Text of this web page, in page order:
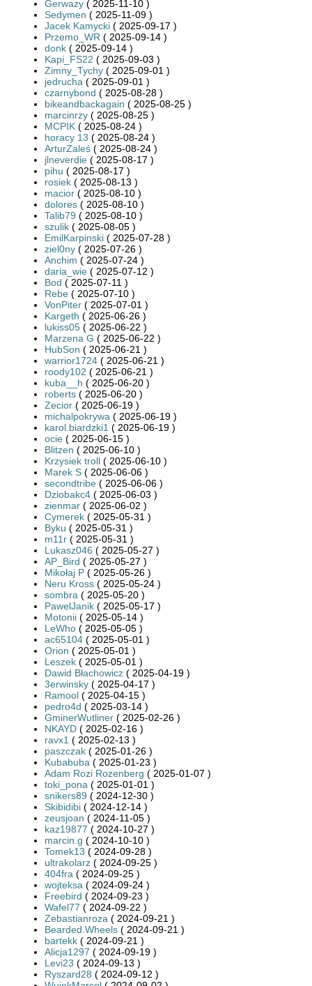
Gerwazy ( 2025-11-10 )
Sedymen ( 2025-11-09 )
Jacek Kamycki ( 2025-09-17 )
Przemo_WR ( 2025-09-14 )
donk ( 2025-09-14 )
Kapi_FS22 ( 2025-09-03 )
Zimny_Tychy ( 2025-09-01 )
jedrucha ( 2025-09-01 )
czarnybond ( 2025-08-28 )
bikeandbackagain ( 2025-08-25 )
marcinrzy ( 2025-08-25 )
MCPIK ( 2025-08-24 )
horacy 13 ( 2025-08-24 )
ArturZaleś ( 2025-08-24 )
jlneverdie ( 2025-08-17 )
pihu ( 2025-08-17 )
rosiek ( 2025-08-13 )
macior ( 2025-08-10 )
dolores ( 2025-08-10 )
Talib79 ( 2025-08-10 )
szulik ( 2025-08-05 )
EmilKarpinski ( 2025-07-28 )
ziel0ny ( 2025-07-26 )
Anchim ( 2025-07-24 )
daria_wie ( 2025-07-12 )
Bod ( 2025-07-11 )
Rebe ( 2025-07-10 )
VonPiter ( 2025-07-01 )
Kargeth ( 2025-06-26 )
lukiss05 ( 2025-06-22 )
Marzena G ( 2025-06-22 )
HubSon ( 2025-06-21 )
warrior1724 ( 2025-06-21 )
roody102 ( 2025-06-21 )
kuba__h ( 2025-06-20 )
roberts ( 2025-06-20 )
Zecior ( 2025-06-19 )
michalpokrywa ( 2025-06-19 )
karol.biardzki1 ( 2025-06-19 )
ocie ( 2025-06-15 )
Blitzen ( 2025-06-10 )
Krzysiek troll ( 2025-06-10 )
Marek S ( 2025-06-06 )
secondtribe ( 2025-06-06 )
Dziobakc4 ( 2025-06-03 )
zienmar ( 2025-06-02 )
Cymerek ( 2025-05-31 )
Byku ( 2025-05-31 )
m11r ( 2025-05-31 )
Lukasz046 ( 2025-05-27 )
AP_Bird ( 2025-05-27 )
Mikołaj P ( 2025-05-26 )
Neru Kross ( 2025-05-24 )
sombra ( 2025-05-20 )
PawelJanik ( 2025-05-17 )
Motonii ( 2025-05-14 )
LeWho ( 2025-05-05 )
ac65104 ( 2025-05-01 )
Orion ( 2025-05-01 )
Leszek ( 2025-05-01 )
Dawid Błachowicz ( 2025-04-19 )
3erwinsky ( 2025-04-17 )
Ramool ( 2025-04-15 )
pedro4d ( 2025-03-14 )
GminerWutliner ( 2025-02-26 )
NKAYD ( 2025-02-16 )
ravx1 ( 2025-02-13 )
paszczak ( 2025-01-26 )
Kubabuba ( 2025-01-23 )
Adam Rozi Rozenberg ( 2025-01-07 )
toki_pona ( 2025-01-01 )
snikers89 ( 2024-12-30 )
Skibidibi ( 2024-12-14 )
zeusjoan ( 2024-11-05 )
kaz19877 ( 2024-10-27 )
marcin.g ( 2024-10-10 )
Tomek13 ( 2024-09-28 )
ultrakolarz ( 2024-09-25 )
404fra ( 2024-09-25 )
wojteksa ( 2024-09-24 )
Freebird ( 2024-09-23 )
Wafel77 ( 2024-09-22 )
Zebastianroza ( 2024-09-21 )
Bearded.Wheels ( 2024-09-21 )
bartekk ( 2024-09-21 )
Alicja1297 ( 2024-09-19 )
Levi23 ( 2024-09-13 )
Ryszard28 ( 2024-09-12 )